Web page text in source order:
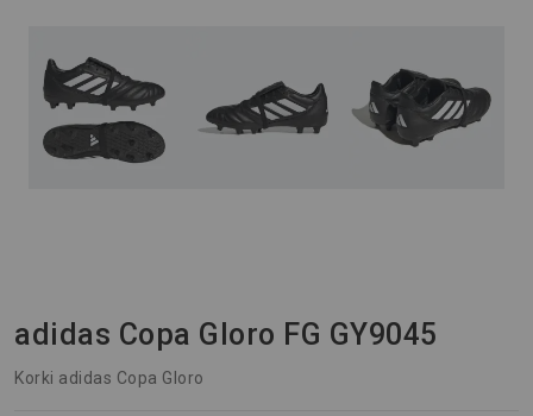
adidas Copa Gloro FG GY9045
Korki adidas Copa Gloro